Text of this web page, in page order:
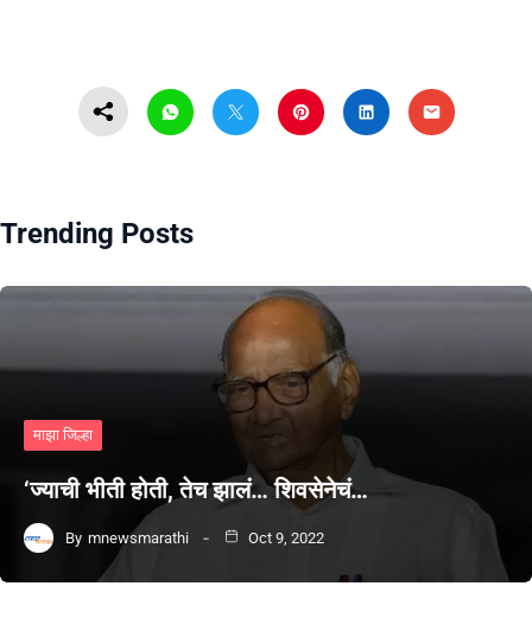
Trending Posts
माझा जिल्हा
‘ज्याची भीती होती, तेच झालं… शिवसेनेचं…
By mnewsmarathi Oct 9, 2022